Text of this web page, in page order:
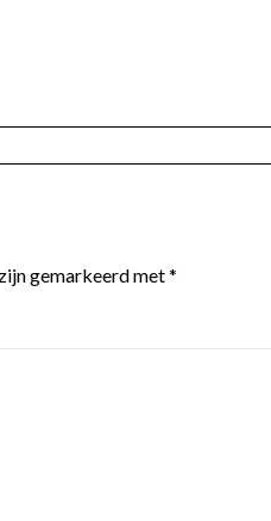
gemarkeerd met*